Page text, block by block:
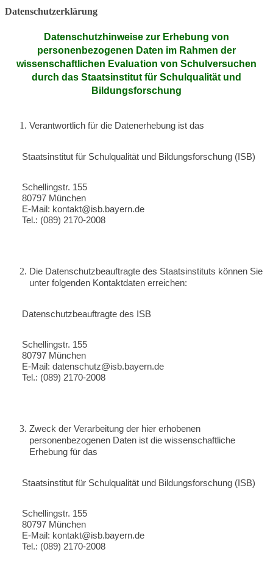
Datenschutzerklärung
Datenschutzhinweise zur Erhebung von
personenbezogenen Daten im Rahmen der
wissenschaftlichen Evaluation von Schulversuchen
durch das Staatsinstitut für Schulqualität und
Bildungsforschung
Verantwortlich für die Datenerhebung ist das
Staatsinstitut für Schulqualität und Bildungsforschung (ISB)
Schellingstr. 155
80797 München
E-Mail: kontakt@isb.bayern.de
Tel.: (089) 2170-2008
Die Datenschutzbeauftragte des Staatsinstituts können Sie
unter folgenden Kontaktdaten erreichen:
Datenschutzbeauftragte des ISB
Schellingstr. 155
80797 München
E-Mail: datenschutz@isb.bayern.de
Tel.: (089) 2170-2008
Zweck der Verarbeitung der hier erhobenen
personenbezogenen Daten ist die wissenschaftliche
Erhebung für das
Staatsinstitut für Schulqualität und Bildungsforschung (ISB)
Schellingstr. 155
80797 München
E-Mail: kontakt@isb.bayern.de
Tel.: (089) 2170-2008